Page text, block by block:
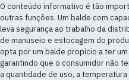
O conteúdo informativo é tão
outras funções. Um balde com
leva segurança ao trabalho da
de manuseio e estocagem do
opta por um balde propício a ter
garantindo que o consumidor não
a quantidade de uso, a